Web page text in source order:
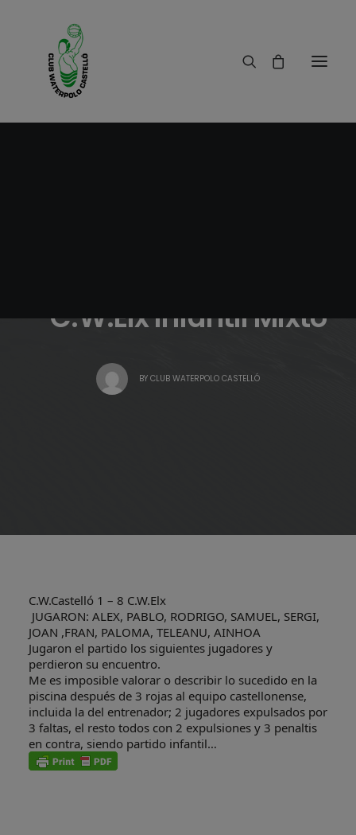
- C.W.Elx Infantil Mixto
BY CLUB WATERPOLO CASTELLÓ
C.W.Castelló 1 – 8 C.W.Elx
JUGARON: ALEX, PABLO, RODRIGO, SAMUEL, SERGI,
JOAN ,FRAN, PALOMA, TELEANU, AINHOA
Jugaron el partido los siguientes jugadores y
perdieron su encuentro.
Me es imposible valorar o describir lo sucedido en la
piscina después de 3 rojas al equipo castellonense,
incluida la del entrenador; 2 jugadores expulsados por
3 faltas, el resto todos con 2 expulsiones y 3 penaltis
en contra, siendo partido infantil…